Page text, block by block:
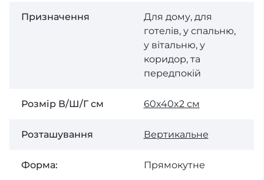
Призначення
Для дому, для
готелів, у спальню,
у вітальню, у
коридор, та
передпокій
Розмір В/Ш/Г см 60x40x2 см
Розташування Вертикальне
Форма: Прямокутне